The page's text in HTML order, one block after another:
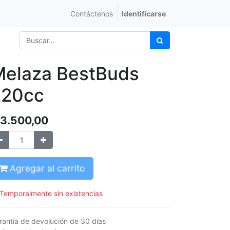
Contáctenos Identificarse
BestBuds
3.500,00
Agregar al carrito
sin existencias
de devolución de 30 días